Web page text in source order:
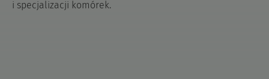
i specjalizacji komórek.